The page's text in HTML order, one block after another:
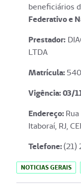
beneficiários
Federativo e
Prestador:
LTDA
Matrícula:
Vigência: 03/
Endereço:
Itaboraí, RJ,
Telefone:(21)
NOTICIAS GERAIS